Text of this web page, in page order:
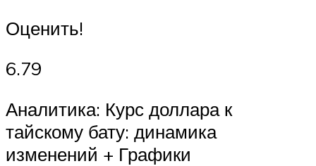
Оценить!
6.79
Аналитика: Курс доллара к
тайскому бату: динамика
изменений + Графики